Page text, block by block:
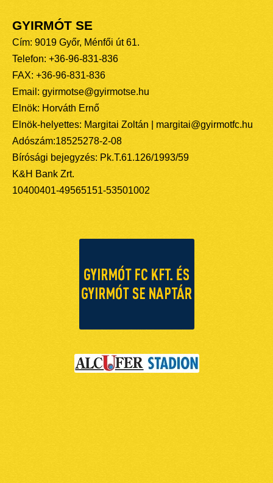
GYIRMÓT SE
Cím: 9019 Győr, Ménfői út 61.
Telefon: +36-96-831-836
FAX: +36-96-831-836
Email: gyirmotse@gyirmotse.hu
Elnök: Horváth Ernő
Elnök-helyettes: Margitai Zoltán | margitai@gyirmotfc.hu
Adószám:18525278-2-08
Bírósági bejegyzés: Pk.T.61.126/1993/59
K&H Bank Zrt.
10400401-49565151-53501002